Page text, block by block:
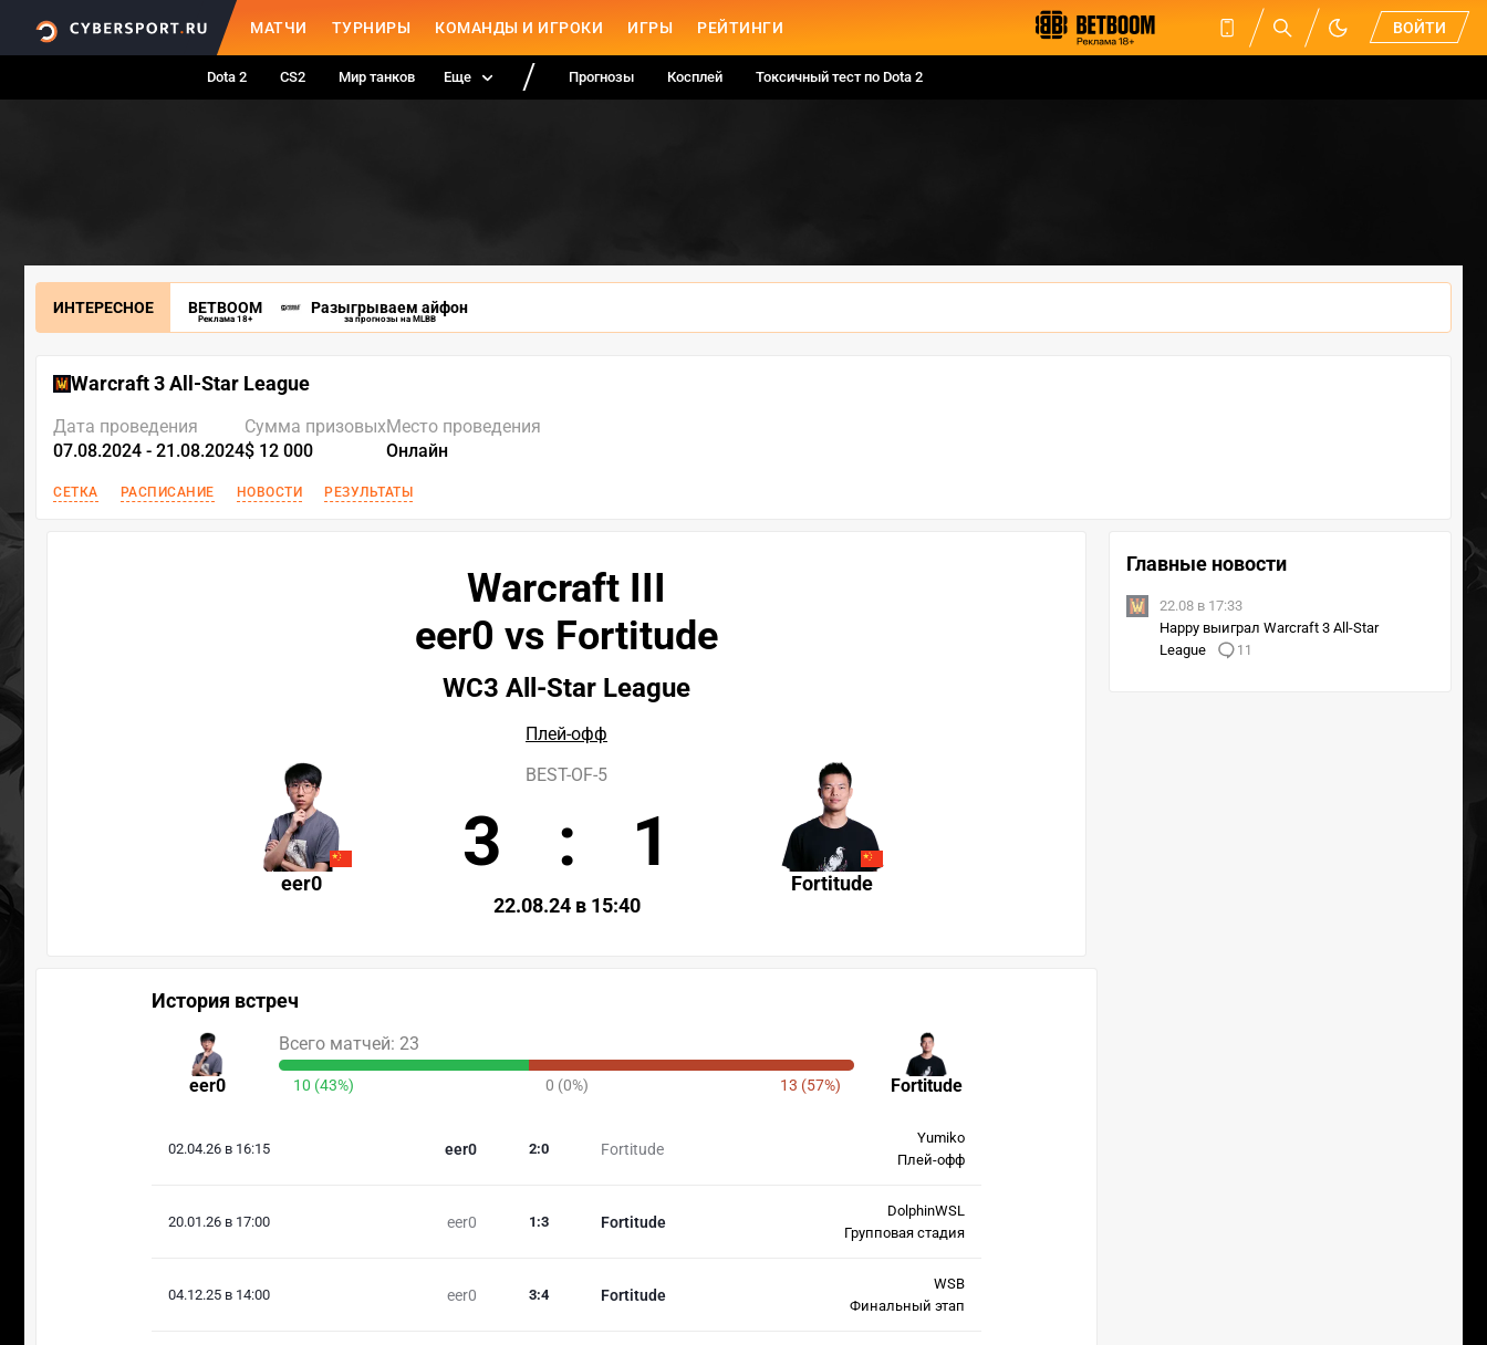
МАТЧИ ТУРНИРЫ КОМАНДЫ И ИГРОКИ ИГРЫ РЕЙТИНГИ ВОЙТИ
Dota 2 CS2 Мир танков Еще Прогнозы Косплей Токсичный тест по Dota 2
ИНТЕРЕСНОЕ BETBOOM
Реклама 18+
Разыгрываем айфон
за прогнозы на MLBB
Warcraft 3 All-Star League
Дата проведения
07.08.2024 - 21.08.2024
Сумма призовых
$ 12 000
Место проведения
Онлайн
СЕТКА РАСПИСАНИЕ НОВОСТИ РЕЗУЛЬТАТЫ
Warcraft III
eer0 vs Fortitude
WC3 All-Star League
Плей-офф
eer0 Fortitude
BEST-OF-5
3 : 1
22.08.24 в 15:40
История встреч
eer0 Fortitude
Всего матчей: 23
10 (43%) 0 (0%) 13 (57%)
02.04.26 в 16:15 eer0 Fortitude
2:0
Yumiko
Плей-офф
20.01.26 в 17:00 eer0 Fortitude
1 :3
DolphinWSL
Групповая стадия
04.12.25 в 14:00 eer0 Fortitude
3:4
WSB
Финальный этап
Главные новости
22.08 в 17:33
Happy выиграл Warcraft 3 All-Star
League
11